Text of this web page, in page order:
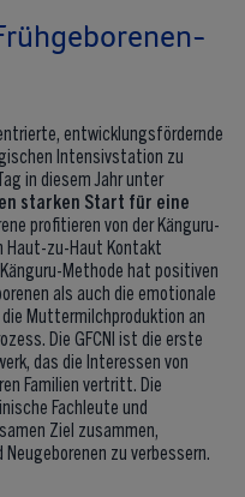
entwicklungsfördernde
Intensivstation zu
in diesem Jahr unter
starken Start für eine
profitieren von der Känguru-
Haut-zu-Haut Kontakt
Methode hat positiven
als auch die emotionale
Muttermilchproduktion an
Die GFCNI ist die erste
das die Interessen von
Familien vertritt. Die
Fachleute und
Ziel zusammen,
zu verbessern.